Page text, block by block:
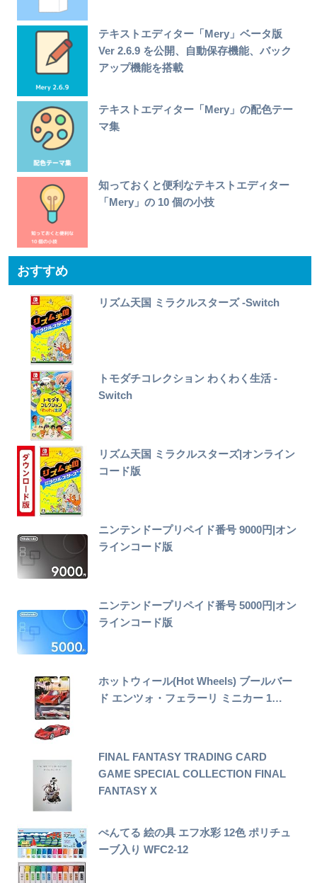
テキストエディター「Mery」ベータ版
Ver 2.6.9 を公開、自動保存機能、バック
アップ機能を搭載
テキストエディター「Mery」の配色テー
マ集
知っておくと便利なテキストエディター
「Mery」の 10 個の小技
おすすめ
リズム天国 ミラクルスターズ -Switch
トモダチコレクション わくわく生活 -
Switch
リズム天国 ミラクルスターズ|オンライン
コード版
ニンテンドープリペイド番号 9000円|オン
ラインコード版
ニンテンドープリペイド番号 5000円|オン
ラインコード版
ホットウィール(Hot Wheels) ブールバー
ド エンツォ・フェラーリ ミニカー 1…
FINAL FANTASY TRADING CARD
GAME SPECIAL COLLECTION FINAL
FANTASY X
ぺんてる 絵の具 エフ水彩 12色 ポリチュ
ーブ入り WFC2-12